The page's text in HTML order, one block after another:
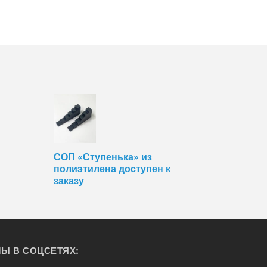
СОП «Ступенька» из
полиэтилена доступен к
заказу
В СОЦСЕТЯХ: